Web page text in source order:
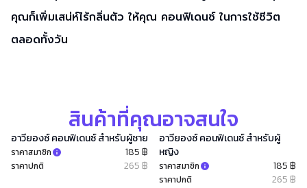
คุณก็เพิ่มเสน่ห์ไร้กลิ่นตัว ให้คุณ คอนฟิเดนซ์ ในการใช้ชีวิต
ตลอดทั้งวัน
สินค้าที่คุณอาจสนใจ
อาวียองซ์ คอนฟิเดนซ์ สำหรับผู้ชาย
ราคาสมาชิก 185 ฿
ราคาปกติ 265 ฿
อาวียองซ์ คอนฟิเดนซ์ สำหรับผู้
หญิง
ราคาสมาชิก 185 ฿
ราคาปกติ 265 ฿